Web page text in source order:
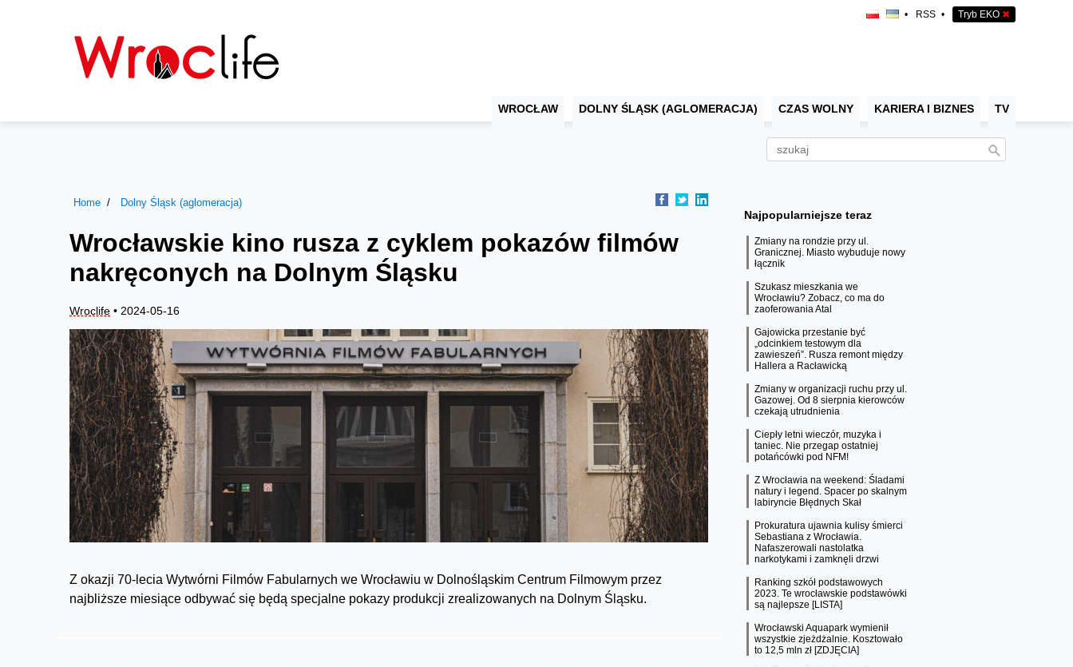
• RSS • Tryb EKO ✖
WROCŁAW DOLNY ŚLĄSK (AGLOMERACJA) CZAS WOLNY KARIERA I BIZNES TV
Home Dolny Śląsk (aglomeracja)
Wrocławskie kino rusza z cyklem pokazów filmów
nakręconych na Dolnym Śląsku
Wroclife • 2024-05-16
Z okazji 70-lecia Wytwórni Filmów Fabularnych we Wrocławiu w Dolnośląskim Centrum Filmowym przez
najbliższe miesiące odbywać się będą specjalne pokazy produkcji zrealizowanych na Dolnym Śląsku.
Najpopularniejsze teraz
Zmiany na rondzie przy ul.
Granicznej. Miasto wybuduje nowy
łącznik
Szukasz mieszkania we
Wrocławiu? Zobacz, co ma do
zaoferowania Atal
Gajowicka przestanie być
„odcinkiem testowym dla
zawieszeń”. Rusza remont między
Hallera a Racławicką
Zmiany w organizacji ruchu przy ul.
Gazowej. Od 8 sierpnia kierowców
czekają utrudnienia
Ciepły letni wieczór, muzyka i
taniec. Nie przegap ostatniej
potańcówki pod NFM!
Z Wrocławia na weekend: Śladami
natury i legend. Spacer po skalnym
labiryncie Błędnych Skał
Prokuratura ujawnia kulisy śmierci
Sebastiana z Wrocławia.
Nafaszerowali nastolatka
narkotykami i zamknęli drzwi
Ranking szkół podstawowych
2023. Te wrocławskie podstawówki
są najlepsze [LISTA]
Wrocławski Aquapark wymienił
wszystkie zjeżdżalnie. Kosztowało
to 12,5 mln zł [ZDJĘCIA]